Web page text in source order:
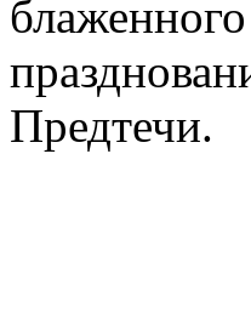
Предтечи.